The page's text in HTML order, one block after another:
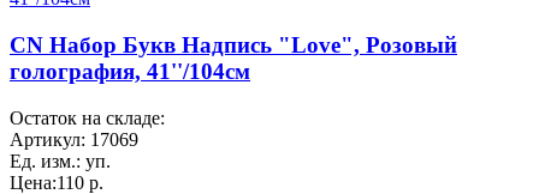
CN Набор Букв Надпись "Love", Розовый
голография, 41''/104см
Остаток на складе:
Артикул: 17069
Ед. изм.: уп.
Цена:110 р.